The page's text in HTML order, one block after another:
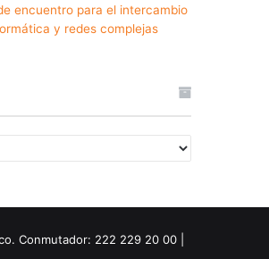
encuentro para el intercambio
y redes complejas
Conmutador: 222 229 20 00 |